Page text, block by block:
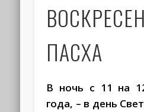
ПАСХА
В ночь с 11 на
года, – в день